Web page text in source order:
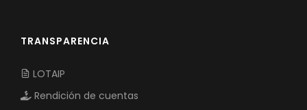
TRANSPARENCIA
LOTAIP
Rendición de cuentas